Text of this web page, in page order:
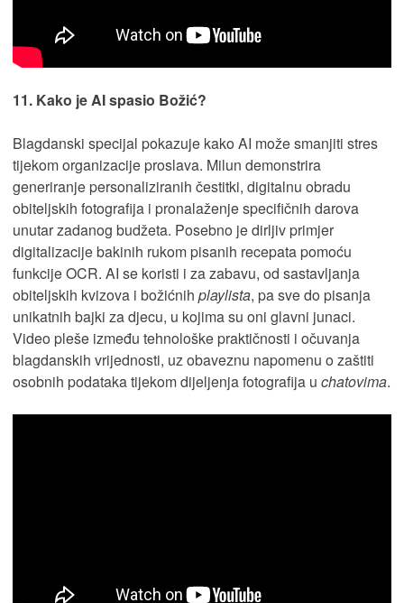
11. Kako je AI spasio Božić?
Blagdanski specijal pokazuje kako AI može smanjiti stres
tijekom organizacije proslava. Milun demonstrira
generiranje personaliziranih čestitki, digitalnu obradu
obiteljskih fotografija i pronalaženje specifičnih darova
unutar zadanog budžeta. Posebno je dirljiv primjer
digitalizacije bakinih rukom pisanih recepata pomoću
funkcije OCR. AI se koristi i za zabavu, od sastavljanja
obiteljskih kvizova i božićnih playlista, pa sve do pisanja
unikatnih bajki za djecu, u kojima su oni glavni junaci.
Video pleše između tehnološke praktičnosti i očuvanja
blagdanskih vrijednosti, uz obaveznu napomenu o zaštiti
osobnih podataka tijekom dijeljenja fotografija u chatovima.